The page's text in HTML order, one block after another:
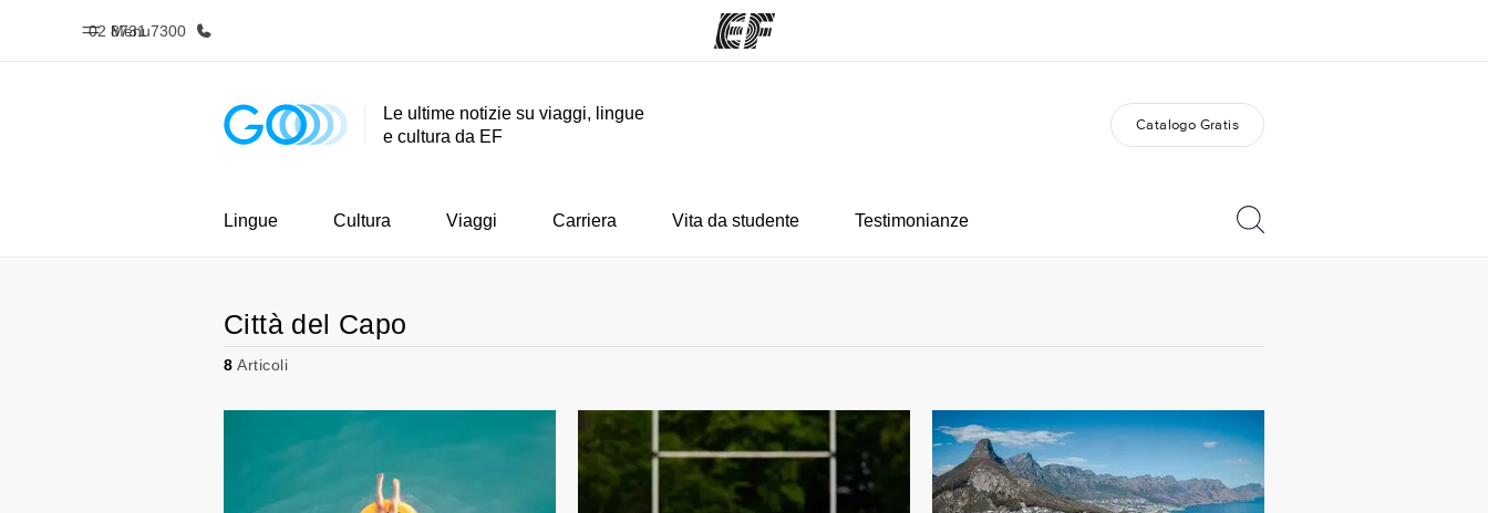
Menu
02 8731 7300
Homepage Programmi Carriera
Le ultime notizie su viaggi, lingue
e cultura da EF
Catalogo Gratis
Lingue Cultura Viaggi Carriera Vita da studente Testimonianze
Città del Capo
8 Articoli